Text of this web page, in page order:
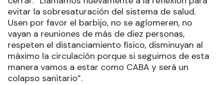
evitar la sobresaturación del sistema de salud.
Usen por favor el barbijo, no se aglomeren, no
vayan a reuniones de más de diez personas,
respeten el distanciamiento físico, disminuyan al
máximo la circulación porque si seguimos de esta
manera vamos a estar como CABA y será un
colapso sanitario”.